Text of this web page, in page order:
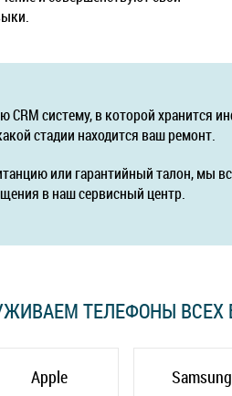
CRM систему, в которой хранится
стадии находится ваш ремонт.
или гарантийный талон, мы
в наш сервисный центр.
ТЕЛЕФОНЫ ВСЕХ
Apple Samsung